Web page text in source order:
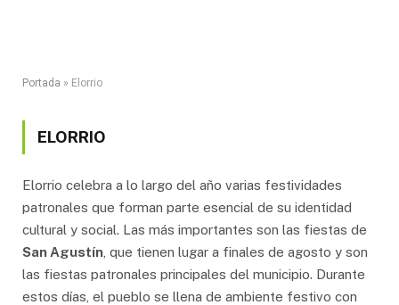
Portada » Elorrio
ELORRIO
Elorrio celebra a lo largo del año varias festividades
patronales que forman parte esencial de su identidad
cultural y social. Las más importantes son las fiestas de
San Agustín , que tienen lugar a finales de agosto y son
las fiestas patronales principales del municipio. Durante
estos días, el pueblo se llena de ambiente festivo con